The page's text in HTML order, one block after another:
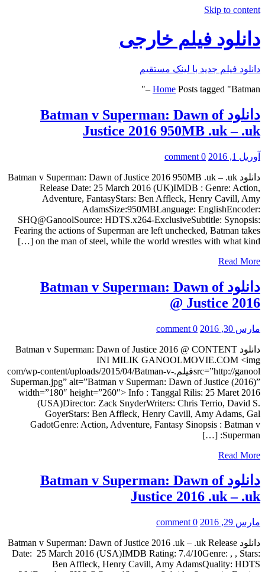
Skip to content
دانلود فیلم خارجی
دانلود فیلم جدید با لینک مستقیم
Home Posts tagged "Batman –"
دانلود Batman v Superman: Dawn of
Justice 2016 950MB .uk – .uk
آوریل 1, 2016 0 comment
دانلود Batman v Superman: Dawn of Justice 2016 950MB .uk – .uk
Release Date: 25 March 2016 (UK)IMDB : Genre: Action,
Adventure, FantasyStars: Ben Affleck, Henry Cavill, Amy
AdamsSize:950MBLanguage: EnglishEncoder:
SHQ@GanoolSource: HDTS.x264-ExclusiveSubtitle: Synopsis:
Fearing the actions of Superman are left unchecked, Batman takes
on the man of steel, while the world wrestles with what kind […]
Read More
دانلود Batman v Superman: Dawn of
Justice 2016 @
مارس 30, 2016 0 comment
دانلود Batman v Superman: Dawn of Justice 2016 @ CONTENT
INI MILIK GANOOLMOVIE.COM <img
src=”http://ganoolفیلم.com/wp-content/uploads/2015/04/Batman-v-
Superman.jpg” alt=”Batman v Superman: Dawn of Justice (2016)”
width=”180″ height=”260″> Info : Tanggal Rilis: 25 Maret 2016
(USA)Director: Zack SnyderWriters: Chris Terrio, David S.
GoyerStars: Ben Affleck, Henry Cavill, Amy Adams, Gal
GadotGenre: Action, Adventure, Fantasy Sinopsis : Batman v
Superman: […]
Read More
دانلود Batman v Superman: Dawn of
Justice 2016 .uk – .uk
مارس 29, 2016 0 comment
دانلود Batman v Superman: Dawn of Justice 2016 .uk – .uk Release
Date: 25 March 2016 (USA)IMDB Rating: 7.4/10Genre: , , Stars:
Ben Affleck, Henry Cavill, Amy AdamsQuality: HDTS